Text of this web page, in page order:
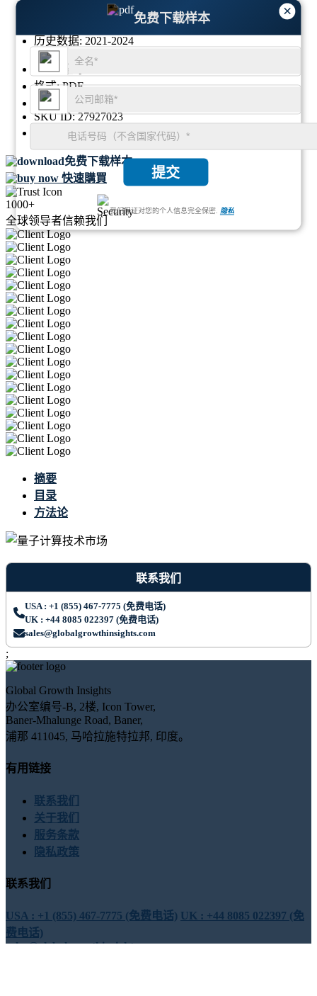
07-January-2026
历史数据: 2021-2024
地区:
全球
格式:PDF
报告ID: GGI101037
SKU ID:27927023
112
免费下载样本
快速購買
1000+
全球领导者信赖我们
摘要
目录
方法论
×
免费下载样本
提交
我们保证对您的个人信息完全保密. 隐私
联系我们
USA : +1 (855) 467-7775 (免费电话)
UK : +44 8085 022397 (免费电话)
sales@globalgrowthinsights.com
;
Global Growth Insights
办公室编号-B, 2楼, Icon Tower,
Baner-Mhalunge Road, Baner,
浦那 411045, 马哈拉施特拉邦, 印度。
有用链接
联系我们
关于我们
服务条款
隐私政策
联系我们
USA : +1 (855) 467-7775 (免费电话) UK : +44 8085 022397 (免
费电话)
sales@globalgrowthinsights.com